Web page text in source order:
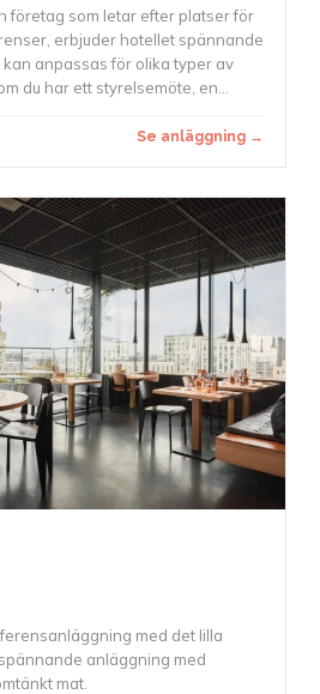
företag som letar efter platser för
erbjuder hotellet spännande
anpassas för olika typer av
du har ett styrelsemöte, en
att använda.
evenemang.
Se anläggning →
med det lilla
anläggning med
mat.